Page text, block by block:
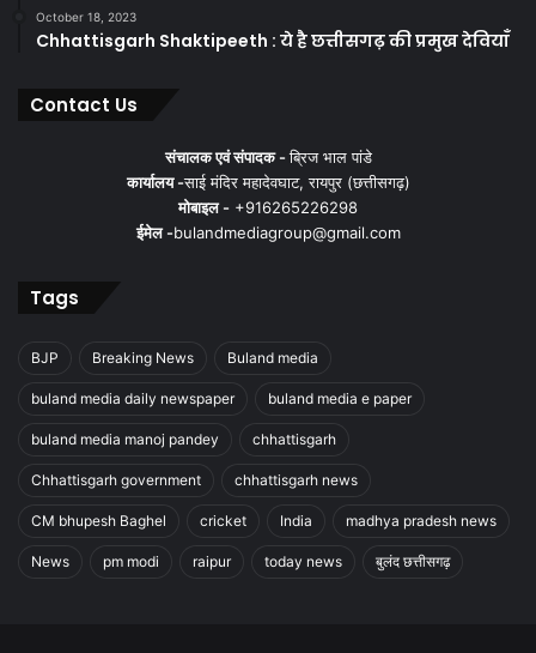
October 18, 2023
Chhattisgarh Shaktipeeth : ये है छत्तीसगढ़ की प्रमुख देवियाँ
Contact Us
संचालक एवं संपादक -ब्रिज भाल पांडे
कार्यालय -साई मंदिर महादेवघाट, रायपुर (छत्तीसगढ़)
मोबाइल - +916265226298
ईमेल -bulandmediagroup@gmail.com
Tags
BJP Breaking News Buland media
buland media daily newspaper buland media e paper
buland media manoj pandey chhattisgarh
Chhattisgarh government chhattisgarh news
CM bhupesh Baghel cricket India madhya pradesh news
News pm modi raipur today news बुलंद छत्तीसगढ़